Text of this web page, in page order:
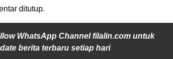
ditutup.
WhatsApp Channel filalin.com untuk
berita terbaru setiap hari